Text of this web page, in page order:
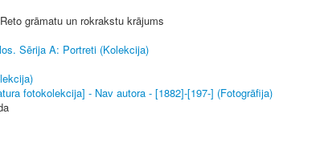
grāmatu un rokrakstu krājums
Sērija A: Portreti (Kolekcija)
fotokolekcija] - Nav autora - [1882]-[197-] (Fotogrāfija)